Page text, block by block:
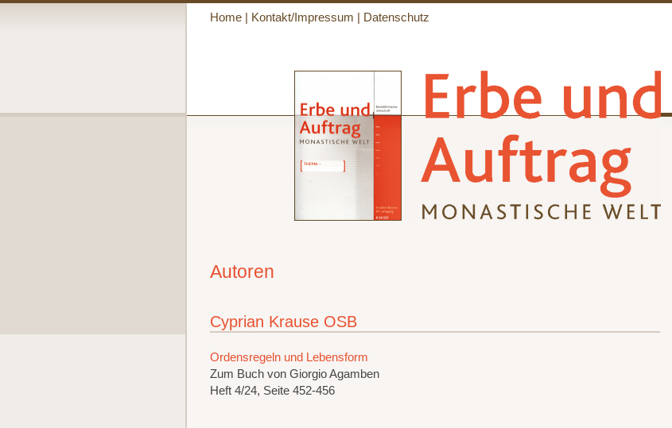
Home| Kontakt/Impressum Datenschutz
Autoren
Cyprian Krause OSB
Ordensregeln und Lebensform
Zum Buch von Giorgio Agamben
Heft 4/24, Seite 452-456